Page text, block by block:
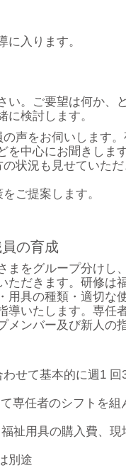
入ります。
い。ご要望は何か、
に検討します。
声をお伺いします
を中心にお聞きしま
状況も見せていた
ご提案します。
の育成
まをグループ分けし
ただきます。研修は
用具の種類・適切な
導いたします。専任
メンバー及び新人の
せて基本的に週1 回
専任者のシフトを組
祉用具の購入費、現
別途